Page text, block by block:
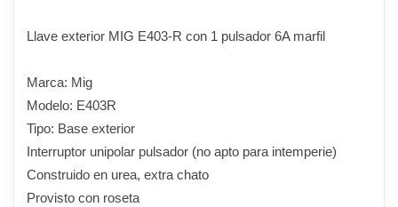
Llave exterior MIG E403-R con 1 pulsador 6A marfil
Marca: Mig
Modelo: E403R
Tipo: Base exterior
Interruptor unipolar pulsador (no apto para intemperie)
Construido en urea, extra chato
Provisto con roseta